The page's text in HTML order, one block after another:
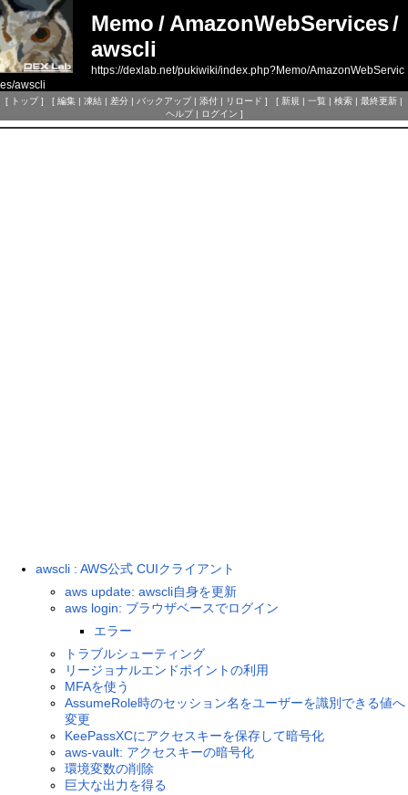
Memo / AmazonWebServices/
awscli
https://dexlab.net/pukiwiki/index.php?Memo/AmazonWebServic
es/awscli
[ トップ] [ 編集 | 凍結 | 差分 | バックアップ| 添付 | リロード ] [ 新規 | 一覧 | 検索 | 最終更新 |
ヘルプ| ログイン ]
awscli : AWS公式 CUIクライアント
aws update: awscli自身を更新
aws login: ブラウザベースでログイン
エラー
トラブルシューティング
リージョナルエンドポイントの利用
MFAを使う
AssumeRole時のセッション名をユーザーを識別できる値へ
変更
KeePassXCにアクセスキーを保存して暗号化
aws-vault: アクセスキーの暗号化
環境変数の削除
巨大な出力を得る